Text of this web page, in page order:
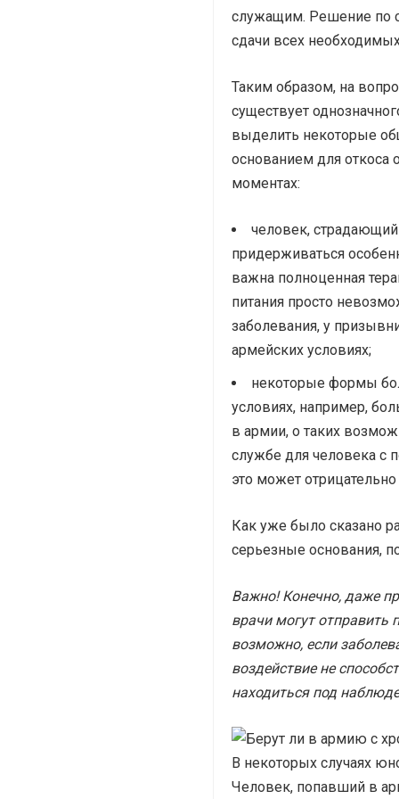
служащим. Решение по
сдачи всех
Таким образом, на
существует
выделить некоторые
основанием для откоса
моментах:
человек,
придерживаться
важна полноценная
питания просто
заболевания, у
армейских условиях;
некоторые формы
условиях, например,
в армии, о таких
службе для человека с
это может
Как уже было сказано
серьезные основания,
Важно! Конечно, даже
врачи могут отправить
возможно, если
воздействие не
находиться под
В некоторых случаях
Человек, попавший в